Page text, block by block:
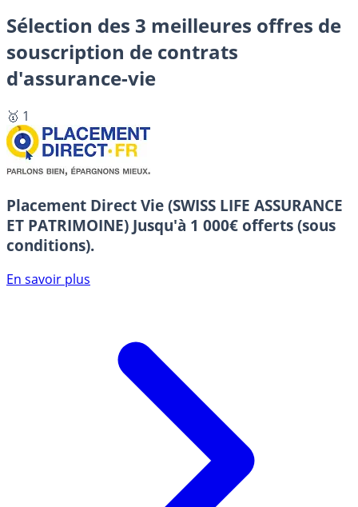
Sélection des 3 meilleures offres de
souscription de contrats
d'assurance-vie
🥇 1
Placement Direct Vie (SWISS LIFE ASSURANCE
ET PATRIMOINE) Jusqu'à 1 000€ offerts (sous
conditions).
En savoir plus